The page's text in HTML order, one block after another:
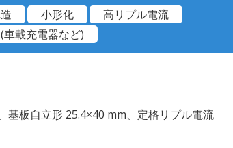
小形化
高リプル電流
車載充電器など)
板自立形 25.4×40 mm、定格リプル電流